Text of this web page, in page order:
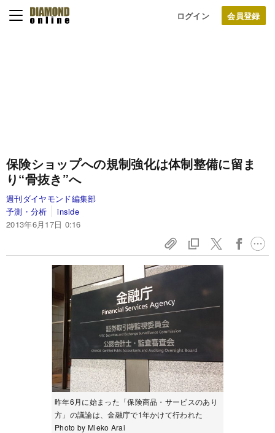
ログイン
保険ショップへの規制強化は体制整備に留ま
り“骨抜き”へ
週刊ダイヤモンド編集部
予測・分析
inside
2013年6月17日 0:16
昨年6月に始まった「保険商品・サービスのあり
方」の議論は、金融庁で1年かけて行われた
Photo by Mieko Arai